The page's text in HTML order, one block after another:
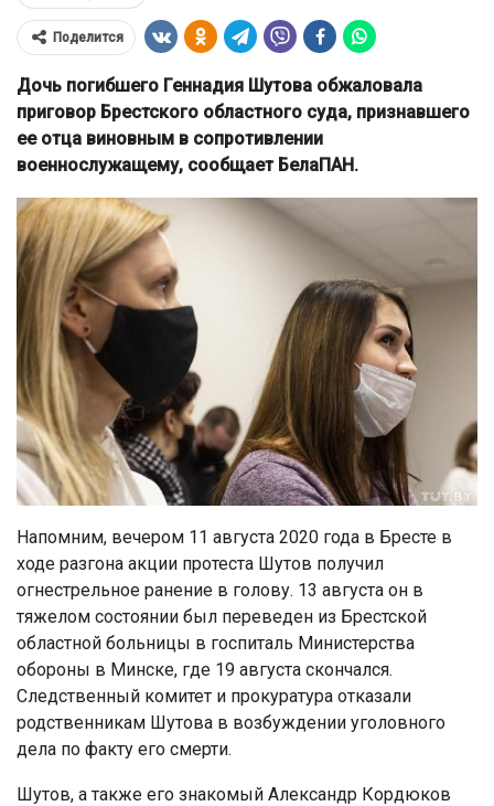
Поделится
Дочь погибшего Геннадия Шутова обжаловала
приговор Брестского областного суда, признавшего
ее отца виновным в сопротивлении
военнослужащему, сообщает БелаПАН.
Напомним, вечером 11 августа 2020 года в Бресте в
ходе разгона акции протеста Шутов получил
огнестрельное ранение в голову. 13 августа он в
тяжелом состоянии был переведен из Брестской
областной больницы в госпиталь Министерства
обороны в Минске, где 19 августа скончался.
Следственный комитет и прокуратура отказали
родственникам Шутова в возбуждении уголовного
дела по факту его смерти.
Шутов, а также его знакомый Александр Кордюков